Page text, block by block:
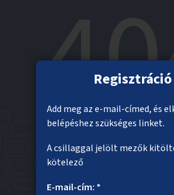
Regisztráció
Add meg az e-mail-címed, és
belépéshez szükséges linket.
A csillaggal jelölt mezők
kötelező
E-mail-cím: *
Sajnáljuk, a keresett oldal